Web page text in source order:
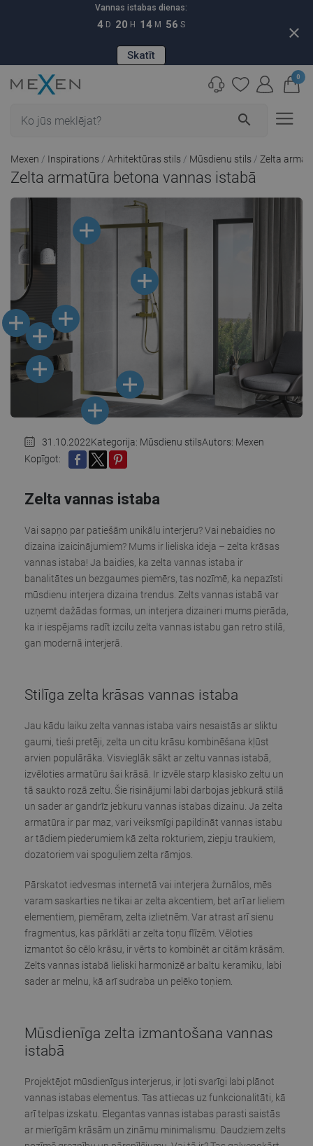
Vannas istabas dienas:
4 D 20 H 14 M 55 S
Skatīt
close
search
0
Mexen Inspirations Arhitektūras stils Mūsdienu stils Zelta
Zelta armatūra betona vannas istabā
31.10.2022Kategorija: Mūsdienu stilsAutors: Mexen
Kopīgot:
Zelta vannas istaba
Vai sapņo par patiešām unikālu interjeru? Vai nebaidies no
dizaina izaicinājumiem? Mums ir lieliska ideja – zelta krāsas
vannas istaba! Ja baidies, ka zelta vannas istaba ir
banalitātes un bezgaumes piemērs, tas nozīmē, ka nepazīsti
mūsdienu interjera dizaina trendus. Zelts vannas istabā var
uzņemt dažādas formas, un interjera dizaineri mums pierāda,
ka ir iespējams radīt izcilu zelta vannas istabu gan retro stilā,
gan modernā interjerā.
Stilīga zelta krāsas vannas istaba
Jau kādu laiku zelta vannas istaba vairs nesaistās ar sliktu
gaumi, tieši pretēji, zelta un citu krāsu kombinēšana kļūst
arvien populārāka. Visvieglāk sākt ar zeltu vannas istabā,
izvēloties armatūru šai krāsā. Ir izvēle starp klasisko zeltu un
tā saukto rozā zeltu. Šie risinājumi labi darbojas jebkurā stilā
un sader ar gandrīz jebkuru vannas istabas dizainu. Ja zelta
armatūra ir par maz, vari veiksmīgi papildināt vannas istabu
ar tādiem piederumiem kā zelta rokturiem, ziepju traukiem,
dozatoriem vai spoguļiem zelta rāmjos.
Pārskatot iedvesmas internetā vai interjera žurnālos, mēs
varam saskarties ne tikai ar zelta akcentiem, bet arī ar lieliem
elementiem, piemēram, zelta izlietnēm. Var atrast arī sienu
fragmentus, kas pārklāti ar zelta toņu flīzēm. Vēloties
izmantot šo cēlo krāsu, ir vērts to kombinēt ar citām krāsām.
Zelts vannas istabā lieliski harmonizē ar baltu keramiku, labi
sader ar melnu, kā arī sudraba un pelēko toņiem.
Mūsdienīga zelta izmantošana vannas
istabā
Projektējot mūsdienīgus interjerus, ir ļoti svarīgi labi plānot
vannas istabas elementus. Tas attiecas uz funkcionalitāti, kā
arī telpas izskatu. Elegantas vannas istabas parasti saistās
ar mierīgām krāsām un zināmu minimalismu. Daudziem zelts